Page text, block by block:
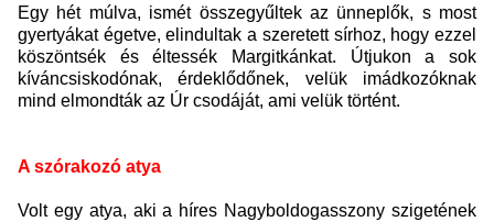
Egy hét múlva, ismét összegyűltek az ünneplők, s most
gyertyákat égetve, elindultak a szeretett sírhoz, hogy ezzel
köszöntsék és éltessék Margitkánkat. Útjukon a sok
kíváncsiskodónak, érdeklődőnek, velük imádkozóknak
mind elmondták az Úr csodáját, ami velük történt.
A szórakozó atya
Volt egy atya, aki a híres Nagyboldogasszony szigetének